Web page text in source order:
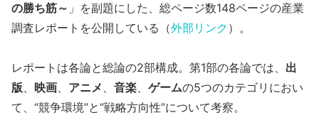
の勝ち筋～ 」を副題にした、総ページ数148ページの産業
調査レポートを公開している（外部リンク ）。
レポートは各論と総論の2部構成。第1部の各論では、 出
版、 映画、 アニメ 、 音楽、 ゲームの5つのカテゴリにおい
て、“競争環境”と“戦略方向性”について考察。